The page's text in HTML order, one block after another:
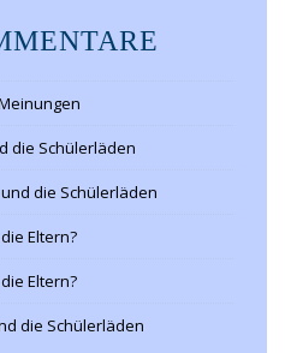
die Schülerläden
die Schülerläden
Eltern?
Eltern?
die Schülerläden